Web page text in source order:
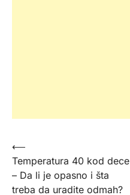
Kretanje
članka
⟵
Temperatura 40 kod dece
– Da li je opasno i šta
treba da uradite odmah?